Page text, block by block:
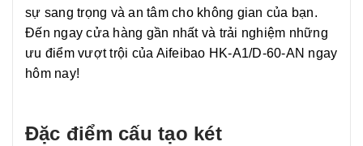
sự sang trọng và an tâm cho không gian của bạn.
Đến ngay cửa hàng gần nhất và trải nghiệm những
ưu điểm vượt trội của Aifeibao HK-A1/D-60-AN ngay
hôm nay!
Đặc điểm cấu tạo két